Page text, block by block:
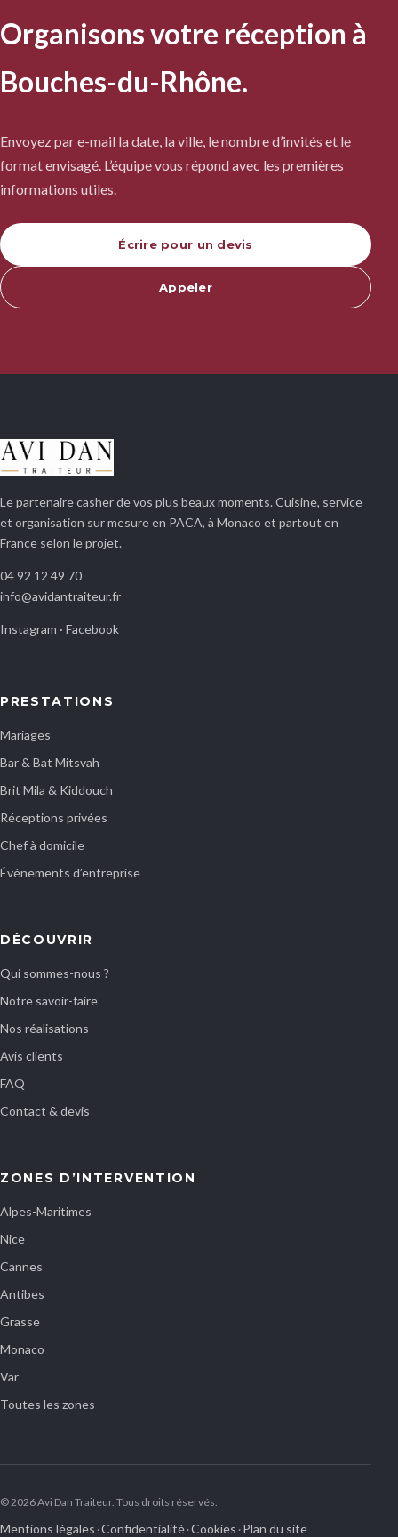
Organisons votre réception à
Bouches-du-Rhône.
Envoyez par e-mail la date, la ville, le nombre d’invités et le
format envisagé. L’équipe vous répond avec les premières
informations utiles.
Écrire pour un devis
Appeler
Le partenaire casher de vos plus beaux moments. Cuisine, service
et organisation sur mesure en PACA, à Monaco et partout en
France selon le projet.
04 92 12 49 70
info@avidantraiteur.fr
Instagram · Facebook
PRESTATIONS
Mariages
Bar & Bat Mitsvah
Brit Mila & Kiddouch
Réceptions privées
Chef à domicile
Événements d’entreprise
DÉCOUVRIR
Qui sommes-nous ?
Notre savoir-faire
Nos réalisations
Avis clients
FAQ
Contact & devis
ZONES D’INTERVENTION
Alpes-Maritimes
Nice
Cannes
Antibes
Grasse
Monaco
Var
Toutes les zones
© 2026 Avi Dan Traiteur. Tous droits réservés.
Mentions légales ·Confidentialité ·Cookies · Plan du site